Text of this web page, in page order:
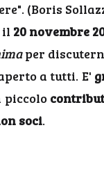
(Boris
il 20 novembre
per
a tutti. E'
piccolo
soci.